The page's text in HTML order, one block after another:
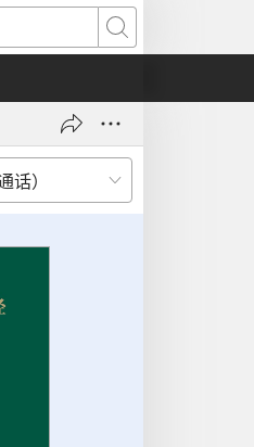
搜
索